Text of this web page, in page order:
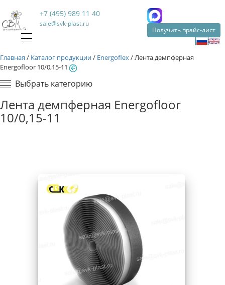
+7 (495) 989 11 40
sale@svk-plast.ru
Получить прайс-лист
Главная / Каталог продукции/ Energoflex/Лента демпферная
Energofloor 10/0,15-11
Выбрать категорию
Лента демпферная Energofloor
10/0,15-11